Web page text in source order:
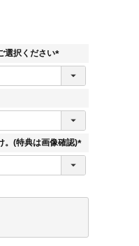
選択ください
(
。(特典は画像確認)
(
)